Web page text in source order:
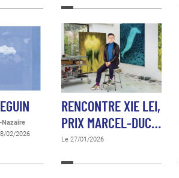
Nazaire
02/2026
RENCONTRE XIE LEI,
PRIX MARCEL-DUC…
Le 27/01/2026